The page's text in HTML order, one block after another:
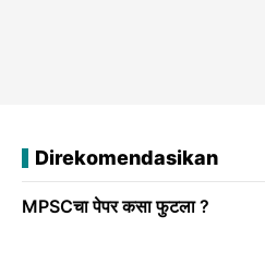
Direkomendasikan
MPSCचा पेपर कसा फुटला ?